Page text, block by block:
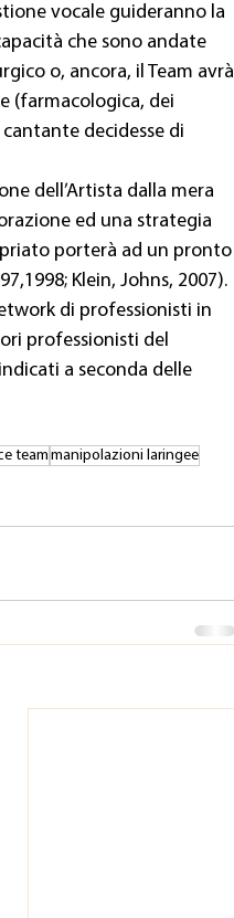
vocale guideranno la
che sono andate
o, ancora, il Team avrà
(farmacologica, dei
decidesse di
dell’Artista dalla mera
ed una strategia
porterà ad un pronto
Klein, Johns, 2007).
di professionisti in
professionisti del
a seconda delle
team manipolazioni laringee